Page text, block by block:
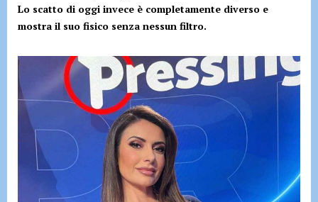
Lo scatto di oggi invece è completamente diverso e
mostra il suo fisico senza nessun filtro.